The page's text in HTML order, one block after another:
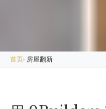
首页› 房屋翻新